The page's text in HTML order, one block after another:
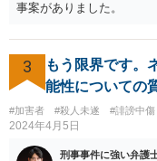
事案がありました。
3
もう限界です。
能性についての
#加害者 #殺人未遂 #誹謗中傷
2024年4月5日
刑事事件に強い弁護